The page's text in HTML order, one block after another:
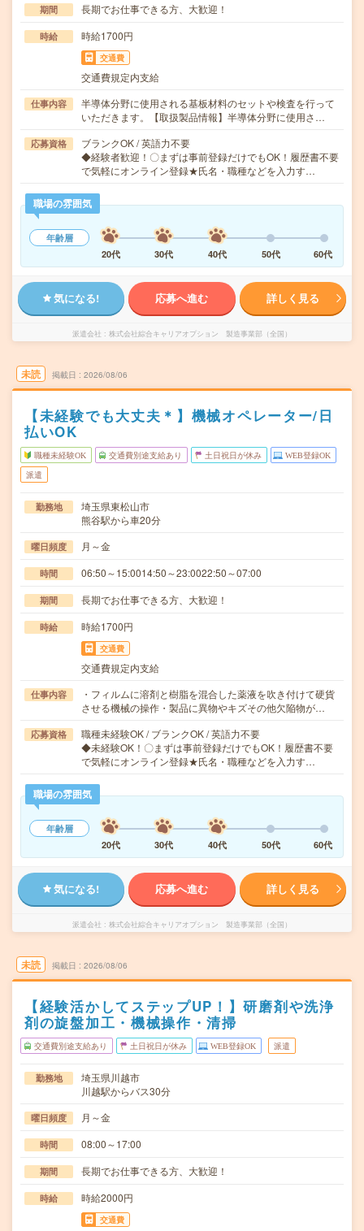
期間 長期でお仕事できる方、大歓迎！
時給 時給1700円
交通費
交通費規定内支給
仕事内容
半導体分野に使用される基板材料のセットや検査を行って
いただきます。【取扱製品情報】半導体分野に使用さ…
応募資格
ブランクOK / 英語力不要
◆経験者歓迎！〇まずは事前登録だけでもOK！履歴書不要
で気軽にオンライン登録★氏名・職種などを入力す…
職場の雰囲気
年齢層
20代
30代 40代 50代 60代
気になる! 応募へ進む 詳しく見る
派遣会社 株式会社綜合キャリアオプション 製造事業部（全国）
未読 掲載日 2026/08/06
【未経験でも大丈夫＊】機械オペレーター/日
払いOK
職種未経験OK 交通費別途支給あり 土日祝日が休み WEB登録OK
派遣
勤務地
埼玉県東松山市
熊谷駅から車20分
曜日頻度 月～金
時間 06:50～15:0014:50～23:0022:50～07:00
期間 長期でお仕事できる方、大歓迎！
時給 時給1700円
交通費
交通費規定内支給
仕事内容
・フィルムに溶剤と樹脂を混合した薬液を吹き付けて硬貨
させる機械の操作・製品に異物やキズその他欠陥物が…
応募資格
職種未経験OK / ブランクOK / 英語力不要
◆未経験OK！〇まずは事前登録だけでもOK！履歴書不要
で気軽にオンライン登録★氏名・職種などを入力す…
職場の雰囲気
年齢層
20代
30代 40代 50代 60代
気になる! 応募へ進む 詳しく見る
派遣会社 株式会社綜合キャリアオプション 製造事業部（全国）
未読 掲載日 2026/08/06
【経験活かしてステップUP！】研磨剤や洗浄
剤の旋盤加工・機械操作・清掃
交通費別途支給あり 土日祝日が休み WEB登録OK 派遣
勤務地
埼玉県川越市
川越駅からバス30分
曜日頻度 月～金
時間 08:00～17:00
期間 長期でお仕事できる方、大歓迎！
時給 時給2000円
交通費